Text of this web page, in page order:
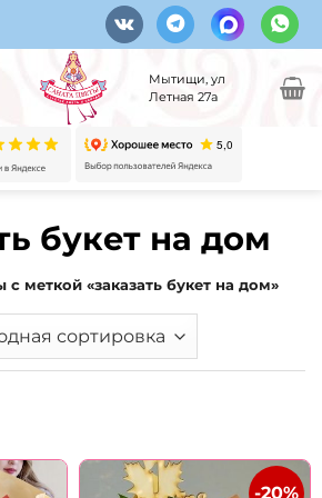
Мытищи, ул
Летная 27а
букет на дом
с меткой «заказать букет на дом»
-20%